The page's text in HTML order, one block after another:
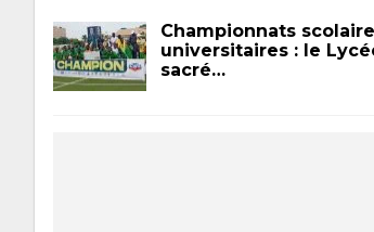
Championnats
universitaires : le
sacré…